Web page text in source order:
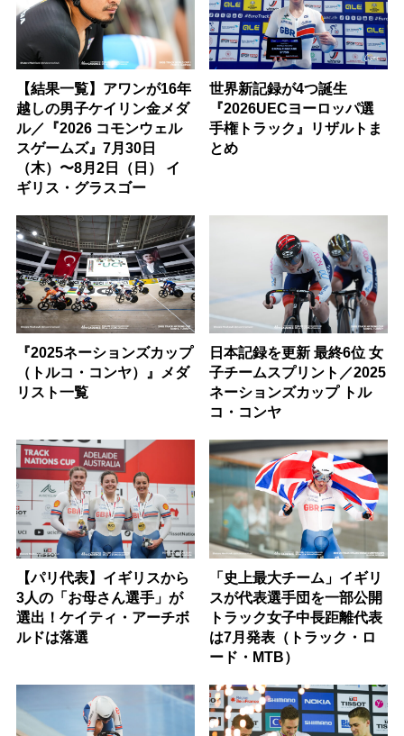
【結果一覧】アワンが16年
越しの男子ケイリン金メダ
ル／『2026 コモンウェル
スゲームズ』7月30日
（木）〜8月2日（日） イ
ギリス・グラスゴー
世界新記録が4つ誕生
『2026UECヨーロッパ選
手権トラック』リザルトま
とめ
『2025ネーションズカップ
（トルコ・コンヤ）』メダ
リスト一覧
日本記録を更新 最終6位 女
子チームスプリント／2025
ネーションズカップ トル
コ・コンヤ
【パリ代表】イギリスから
3人の「お母さん選手」が
選出！ケイティ・アーチボ
ルドは落選
「史上最大チーム」イギリ
スが代表選手団を一部公開
トラック女子中長距離代表
は7月発表（トラック・ロ
ード・MTB）